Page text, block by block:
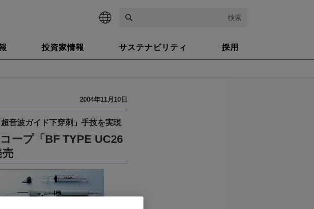
検索
投資家情報 サステナビリティ 採用
2004年11月10日
音波ガイド下穿刺」手技を実現
ープ「BF TYPE UC26
売